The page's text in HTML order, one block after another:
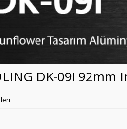
DK-09i 92mm